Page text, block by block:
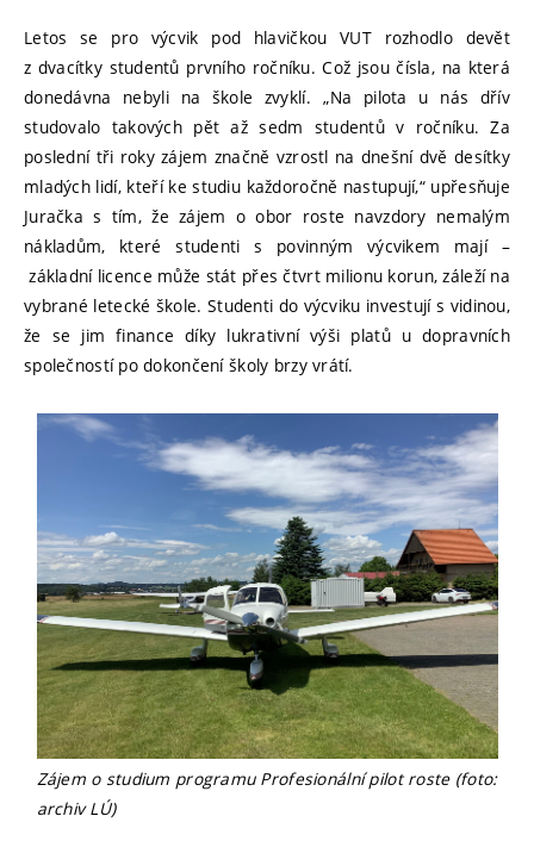
Letos se pro výcvik pod hlavičkou VUT rozhodlo devět
z dvacítky studentů prvního ročníku. Což jsou čísla, na která
donedávna nebyli na škole zvyklí. „Na pilota u nás dřív
studovalo takových pět až sedm studentů v ročníku. Za
poslední tři roky zájem značně vzrostl na dnešní dvě desítky
mladých lidí, kteří ke studiu každoročně nastupují,“ upřesňuje
Juračka s tím, že zájem o obor roste navzdory nemalým
nákladům, které studenti s povinným výcvikem mají –
základní licence může stát přes čtvrt milionu korun, záleží na
vybrané letecké škole. Studenti do výcviku investují s vidinou,
že se jim finance díky lukrativní výši platů u dopravních
společností po dokončení školy brzy vrátí.
Zájem o studium programu Profesionální pilot roste (foto:
archiv LÚ)